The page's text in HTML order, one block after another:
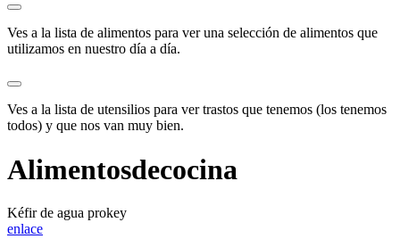
Ves a la lista de alimentos para ver una selección de alimentos que
utilizamos en nuestro día a día.
Ves a la lista de utensilios para ver trastos que tenemos (los tenemos
todos) y que nos van muy bien.
Alimentosdecocina
Kéfir de agua prokey
enlace